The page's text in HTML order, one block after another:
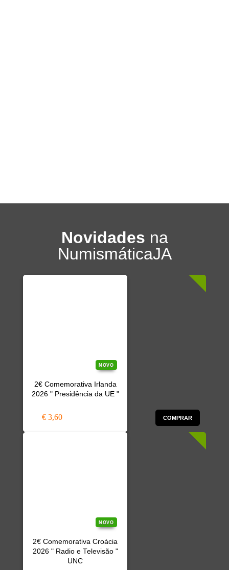
Novidades na
NumismáticaJA
NOVO
2€ Comemorativa Irlanda
2026 " Presidência da UE "
€ 3,60 COMPRAR
NOVO
2€ Comemorativa Croácia
2026 " Radio e Televisão "
UNC